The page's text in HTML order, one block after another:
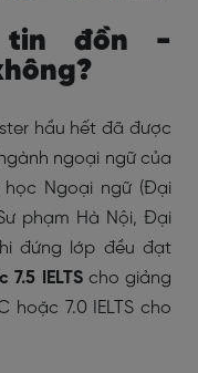
tin đồn -
hầu hết đã được
ngoại ngữ của
Ngoại ngữ (Đại
phạm Hà Nội, Đại
đứng lớp đều đạt
IELTScho giảng
hoặc 7.0 IELTS cho